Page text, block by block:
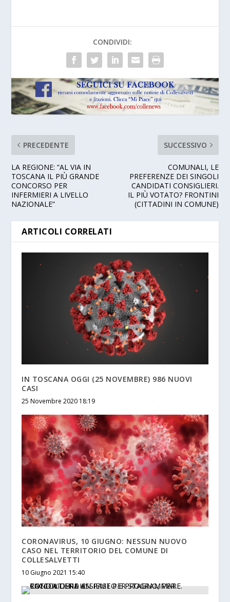
CONDIVIDI:
PRECEDENTE
LA REGIONE: “AL VIA IN
TOSCANA IL PIÙ GRANDE
CONCORSO PER
INFERMIERI A LIVELLO
NAZIONALE”
SUCCESSIVO
COMUNALI, LE
PREFERENZE DEI SINGOLI
CANDIDATI CONSIGLIERI.
IL PIÙ VOTATO? FRONTINI
(CITTADINI IN COMUNE)
ARTICOLI CORRELATI
IN TOSCANA OGGI (25 NOVEMBRE) 986 NUOVI
CASI
25 Novembre 2020 18:19
CORONAVIRUS, 10 GIUGNO: NESSUN NUOVO
CASO NEL TERRITORIO DEL COMUNE DI
COLLESALVETTI
10 Giugno 2021 15:40